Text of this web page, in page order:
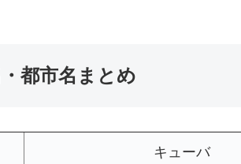
都市名まとめ
キューバ